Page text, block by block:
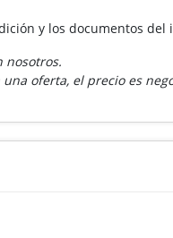
y los documentos del
nosotros.
oferta, el precio es